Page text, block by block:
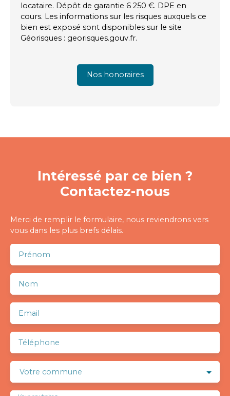
locataire. Dépôt de garantie 6 250 €. DPE en
cours. Les informations sur les risques auxquels ce
bien est exposé sont disponibles sur le site
Géorisques : georisques.gouv.fr.
Nos honoraires
Intéressé par ce bien ?
Contactez-nous
Merci de remplir le formulaire, nous reviendrons vers
vous dans les plus brefs délais.
Prénom
Nom
Email
Téléphone
Votre commune